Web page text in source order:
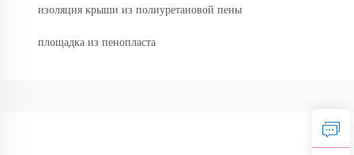
изоляция крыши из полиуретановой пены
площадка из пенопласта